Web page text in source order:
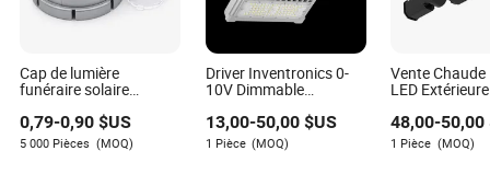
Cap de lumière
funéraire solaire
Znicz européenne
0,79-0,90 $US
5 000 Pièces (MOQ)
Driver Inventronics 0-
10V Dimmable
Lumière LED Flood
pour Éclairage de
Tunnel AC 90V 120V
13,00-50,00$US
1 Pièce (MOQ)
Vente
LED
Éclairage de
48,00-50,00
1 Pièce (MOQ)